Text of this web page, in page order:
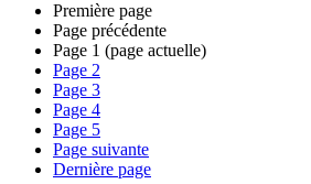
Première page
Page précédente
Page 1 (page actuelle)
Page 2
Page 3
Page 4
Page 5
Page suivante
Dernière page